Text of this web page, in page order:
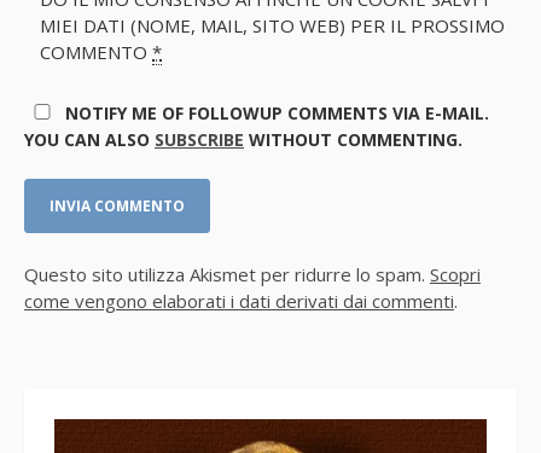
MIEI DATI (NOME, MAIL, SITO WEB) PER IL PROSSIMO
COMMENTO *
NOTIFY ME OF FOLLOWUP COMMENTS VIA E-MAIL.
YOU CAN ALSO SUBSCRIBE WITHOUT COMMENTING.
Questo sito utilizza Akismet per ridurre lo spam. Scopri
come vengono elaborati i dati derivati dai commenti.